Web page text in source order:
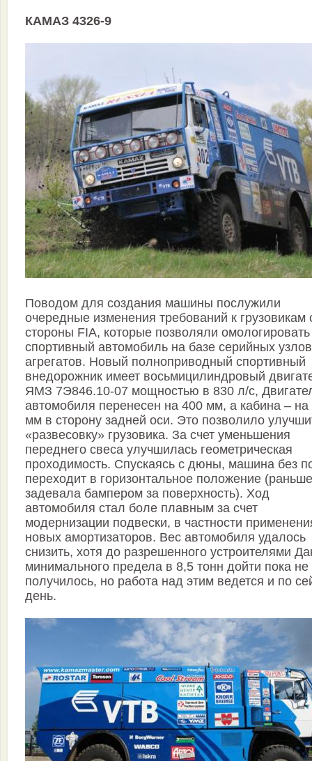
КАМАЗ 4326-9
Поводом для создания машины послужили
очередные изменения требований к грузовикам
стороны FIA, которые позволяли омологировать
спортивный автомобиль на базе серийных
агрегатов. Новый полноприводный спортивный
внедорожник имеет восьмицилиндровый
ЯМЗ 7Э846.10-07 мощностью в 830 л/с,
автомобиля перенесен на 400 мм, а кабина – на
мм в сторону задней оси. Это позволило
«развесовку» грузовика. За счет уменьшения
переднего свеса улучшилась геометрическая
проходимость. Спускаясь с дюны, машина без
переходит в горизонтальное положение (раньше
задевала бампером за поверхность). Ход
автомобиля стал боле плавным за счет
модернизации подвески, в частности
новых амортизаторов. Вес автомобиля удалось
снизить, хотя до разрешенного устроителями
минимального предела в 8,5 тонн дойти пока не
получилось, но работа над этим ведется и по
день.